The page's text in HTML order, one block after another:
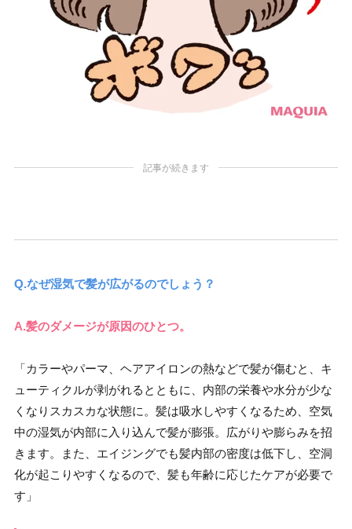
記事が続きます
Q.なぜ湿気で髪が広がるのでしょう？
A.髪のダメージが原因のひとつ。
「カラーやパーマ、ヘアアイロンの熱などで髪が傷むと、キ
ューティクルが剥がれるとともに、内部の栄養や水分が少な
くなりスカスカな状態に。髪は吸水しやすくなるため、空気
中の湿気が内部に入り込んで髪が膨張。広がりや膨らみを招
きます。また、エイジングでも髪内部の密度は低下し、空洞
化が起こりやすくなるので、髪も年齢に応じたケアが必要で
す」